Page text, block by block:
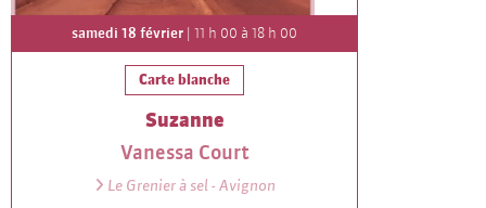
samedi 18 février | 11 h 00 à 18 h 00
Carte blanche
Suzanne
Vanessa Court
Le Grenier à sel - Avignon